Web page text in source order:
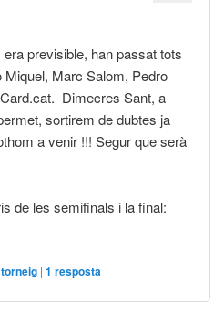
previsible, han passat tots
Marc Salom, Pedro
Dimecres Sant, a
sortirem de dubtes ja
a venir !!! Segur que serà
de les semifinals i la final:
torneig |1 resposta